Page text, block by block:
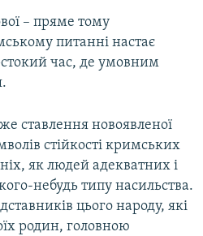
– пряме тому
питанні настає
час, де умовним
ставлення новоявленої
стійкості кримських
як людей адекватних і
небудь типу насильства.
цього народу, які
родин, головною